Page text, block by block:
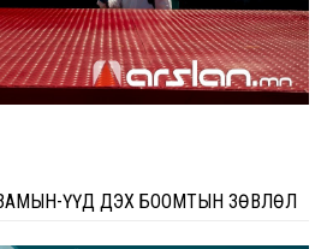
ЗАМЫН-ҮҮД ДЭХ БООМТЫН ЗӨВЛӨЛ